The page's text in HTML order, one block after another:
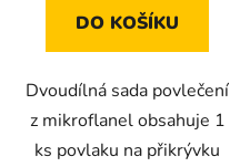
DO KOŠÍKU
Dvoudílná sada povlečení
z mikroflanel obsahuje 1
ks povlaku na přikrývku